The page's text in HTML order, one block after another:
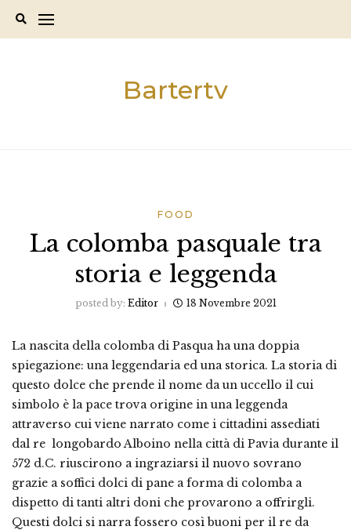
Bartertv
FOOD
La colomba pasquale tra
storia e leggenda
posted by: Editor 18 Novembre 2021
La nascita della colomba di Pasqua ha una doppia
spiegazione: una leggendaria ed una storica. La storia di
questo dolce che prende il nome da un uccello il cui
simbolo è la pace trova origine in una leggenda
attraverso cui viene narrato come i cittadini assediati
dal re longobardo Alboino nella città di Pavia durante il
572 d.C. riuscirono a ingraziarsi il nuovo sovrano
grazie a soffici dolci di pane a forma di colomba a
dispetto di tanti altri doni che provarono a offrirgli.
Questi dolci si narra fossero così buoni per il re da